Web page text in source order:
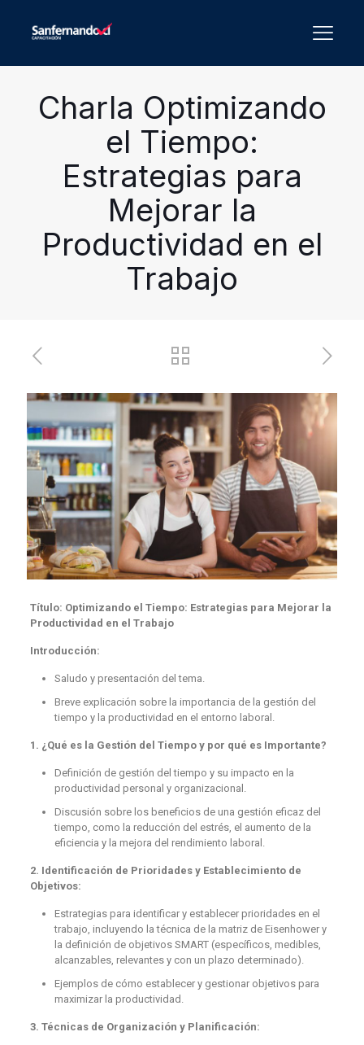
Charla Optimizando
el Tiempo:
Estrategias para
Mejorar la
Productividad en el
Trabajo
Título: Optimizando el Tiempo: Estrategias para Mejorar la
Productividad en el Trabajo
Introducción:
Saludo y presentación del tema.
Breve explicación sobre la importancia de la gestión del
tiempo y la productividad en el entorno laboral.
1. ¿Qué es la Gestión del Tiempo y por qué es Importante?
Definición de gestión del tiempo y su impacto en la
productividad personal y organizacional.
Discusión sobre los beneficios de una gestión eficaz del
tiempo, como la reducción del estrés, el aumento de la
eficiencia y la mejora del rendimiento laboral.
2. Identificación de Prioridades y Establecimiento de
Objetivos:
Estrategias para identificar y establecer prioridades en el
trabajo, incluyendo la técnica de la matriz de Eisenhower y
la definición de objetivos SMART (específicos, medibles,
alcanzables, relevantes y con un plazo determinado).
Ejemplos de cómo establecer y gestionar objetivos para
maximizar la productividad.
3. Técnicas de Organización y Planificación: